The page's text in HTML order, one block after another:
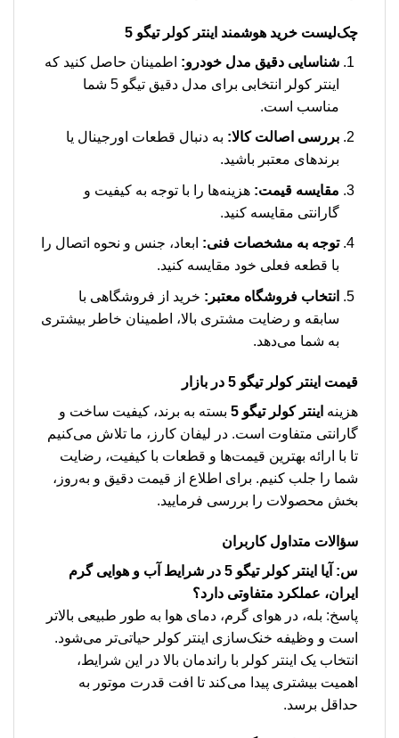
چک‌لیست خرید هوشمند اینتر کولر تیگو 5
شناسایی دقیق مدل خودرو: اطمینان حاصل کنید که
اینتر کولر انتخابی برای مدل دقیق تیگو 5 شما
مناسب است.
بررسی اصالت کالا: به دنبال قطعات اورجینال یا
برندهای معتبر باشید.
مقایسه قیمت: هزینه‌ها را با توجه به کیفیت و
گارانتی مقایسه کنید.
توجه به مشخصات فنی: ابعاد، جنس و نحوه اتصال را
با قطعه فعلی خود مقایسه کنید.
انتخاب فروشگاه معتبر: خرید از فروشگاهی با
سابقه و رضایت مشتری بالا، اطمینان خاطر بیشتری
به شما می‌دهد.
قیمت اینتر کولر تیگو 5 در بازار
هزینه اینتر کولر تیگو 5
بسته به برند، کیفیت ساخت و
گارانتی متفاوت است. در لیفان کارز، ما تلاش می‌کنیم
تا با ارائه بهترین قیمت‌ها و قطعات با کیفیت، رضایت
شما را جلب کنیم. برای اطلاع از قیمت دقیق و به‌روز،
بخش محصولات را بررسی فرمایید.
سؤالات متداول کاربران
س: آیا اینتر کولر تیگو 5 در شرایط آب و هوایی گرم
ایران، عملکرد متفاوتی دارد؟
پاسخ: بله، در هوای گرم، دمای هوا به طور طبیعی بالاتر
است و وظیفه خنک‌سازی اینتر کولر حیاتی‌تر می‌شود.
انتخاب یک اینتر کولر با راندمان بالا در این شرایط،
اهمیت بیشتری پیدا می‌کند تا افت قدرت موتور به
حداقل برسد.